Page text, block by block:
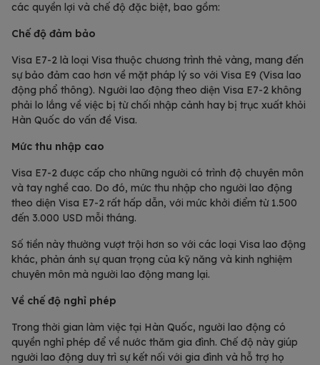
các quyền lợi và chế độ đặc biệt, bao gồm:
Chế độ đảm bảo
Visa E7-2 là loại Visa thuộc chương trình thẻ vàng, mang đến
sự bảo đảm cao hơn về mặt pháp lý so với Visa E9 (Visa lao
động phổ thông). Người lao động theo diện Visa E7-2 không
phải lo lắng về việc bị từ chối nhập cảnh hay bị trục xuất khỏi
Hàn Quốc do vấn đề Visa.
Mức thu nhập cao
Visa E7-2 được cấp cho những người có trình độ chuyên môn
và tay nghề cao. Do đó, mức thu nhập cho người lao động
theo diện Visa E7-2 rất hấp dẫn, với mức khởi điểm từ 1.500
đến 3.000 USD mỗi tháng.
Số tiền này thường vượt trội hơn so với các loại Visa lao động
khác, phản ánh sự quan trọng của kỹ năng và kinh nghiệm
chuyên môn mà người lao động mang lại.
Về chế độ nghỉ phép
Trong thời gian làm việc tại Hàn Quốc, người lao động có
quyền nghỉ phép để về nước thăm gia đình. Chế độ này giúp
người lao động duy trì sự kết nối với gia đình và hỗ trợ họ